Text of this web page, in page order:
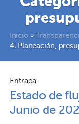
Inicio »
4. Planeación,
Entrada
Estado de
Junio de